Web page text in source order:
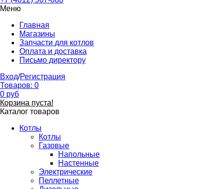
Меню
Главная
Магазины
Запчасти для котлов
Оплата и доставка
Письмо директору
Вход/Регистрация
Товаров: 0
0 руб
Корзина пуста!
Каталог товаров
Котлы
Котлы
Газовые
Напольные
Настенные
Электрические
Пеллетные